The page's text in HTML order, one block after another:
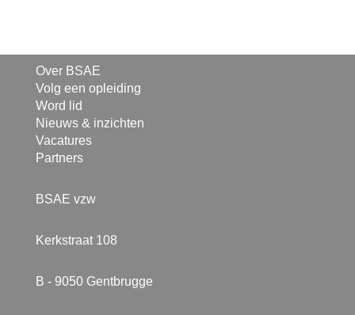
Over BSAE
Volg een opleiding
Word lid
Nieuws & inzichten
Vacatures
Partners
BSAE vzw
Kerkstraat 108
B - 9050 Gentbrugge